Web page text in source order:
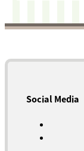
Social Media